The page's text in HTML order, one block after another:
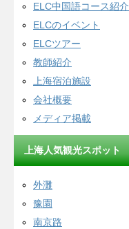
ELC中国語コース紹介
ELCのイベント
ELCツアー
教師紹介
上海宿泊施設
会社概要
メディア掲載
上海人気観光スポット
外灘
豫園
南京路